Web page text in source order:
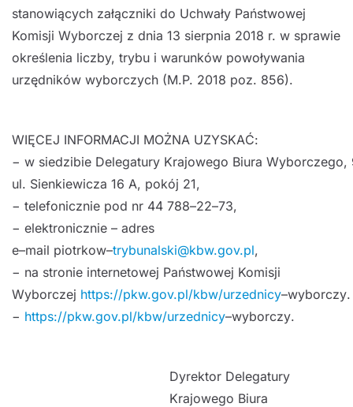
stanowiących załączniki do Uchwały Państwowej
Komisji Wyborczej z dnia 13 sierpnia 2018 r. w sprawie
określenia liczby, trybu i warunków powoływania
urzędników wyborczych (M.P. 2018 poz. 856).
WIĘCEJ INFORMACJI MOŻNA UZYSKAĆ:
− w siedzibie Delegatury Krajowego Biura Wyborczego,
ul. Sienkiewicza 16 A, pokój 21,
− telefonicznie pod nr 44 788–22–73,
− elektronicznie – adres
e–mail piotrkow–trybunalski@kbw.gov.pl,
− na stronie internetowej Państwowej Komisji
Wyborczej https://pkw.gov.pl/kbw/urzednicy–wyborczy.
− https://pkw.gov.pl/kbw/urzednicy–wyborczy.
Dyrektor Delegatury
Krajowego Biura